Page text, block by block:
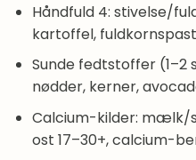
Håndfuld 4: stivelse/
kartoffel,
Sunde fedtstoffer (1–2
nødder, kerner,
Calcium-kilder:
ost 17–30+, calcium-